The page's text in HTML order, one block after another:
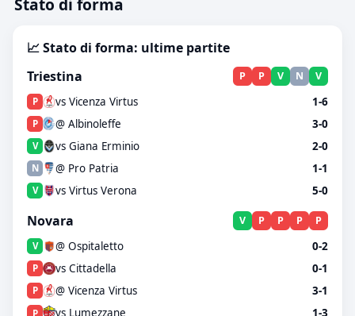
Stato di forma
📈 Stato di forma: ultime partite
Triestina
P P V N V
P vs Vicenza Virtus 1-6
P @ Albinoleffe 3-0
V vs Giana Erminio 2-0
N @ Pro Patria 1-1
V vs Virtus Verona 5-0
Novara V P P P P
V @ Ospitaletto 0-2
P vs Cittadella 0-1
P @ Vicenza Virtus 3-1
P vs Lumezzane 1-3